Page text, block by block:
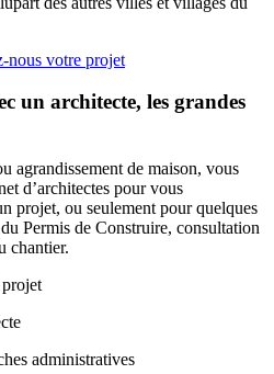
nous votre projet
un architecte, les grandes
agrandissement de maison, vous
d’architectes pour vous
projet, ou seulement pour quelques
Permis de Construire, consultation
chantier.
administratives